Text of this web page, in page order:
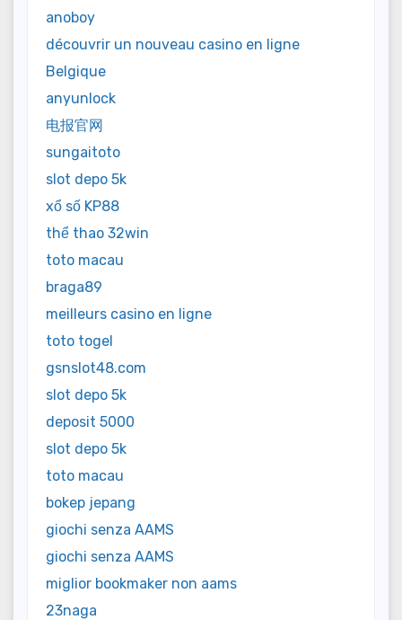
anoboy
découvrir un nouveau casino en ligne
Belgique
anyunlock
电报官网
sungaitoto
slot depo 5k
xổ số KP88
thể thao 32win
toto macau
braga89
meilleurs casino en ligne
toto togel
gsnslot48.com
slot depo 5k
deposit 5000
slot depo 5k
toto macau
bokep jepang
giochi senza AAMS
giochi senza AAMS
miglior bookmaker non aams
23naga